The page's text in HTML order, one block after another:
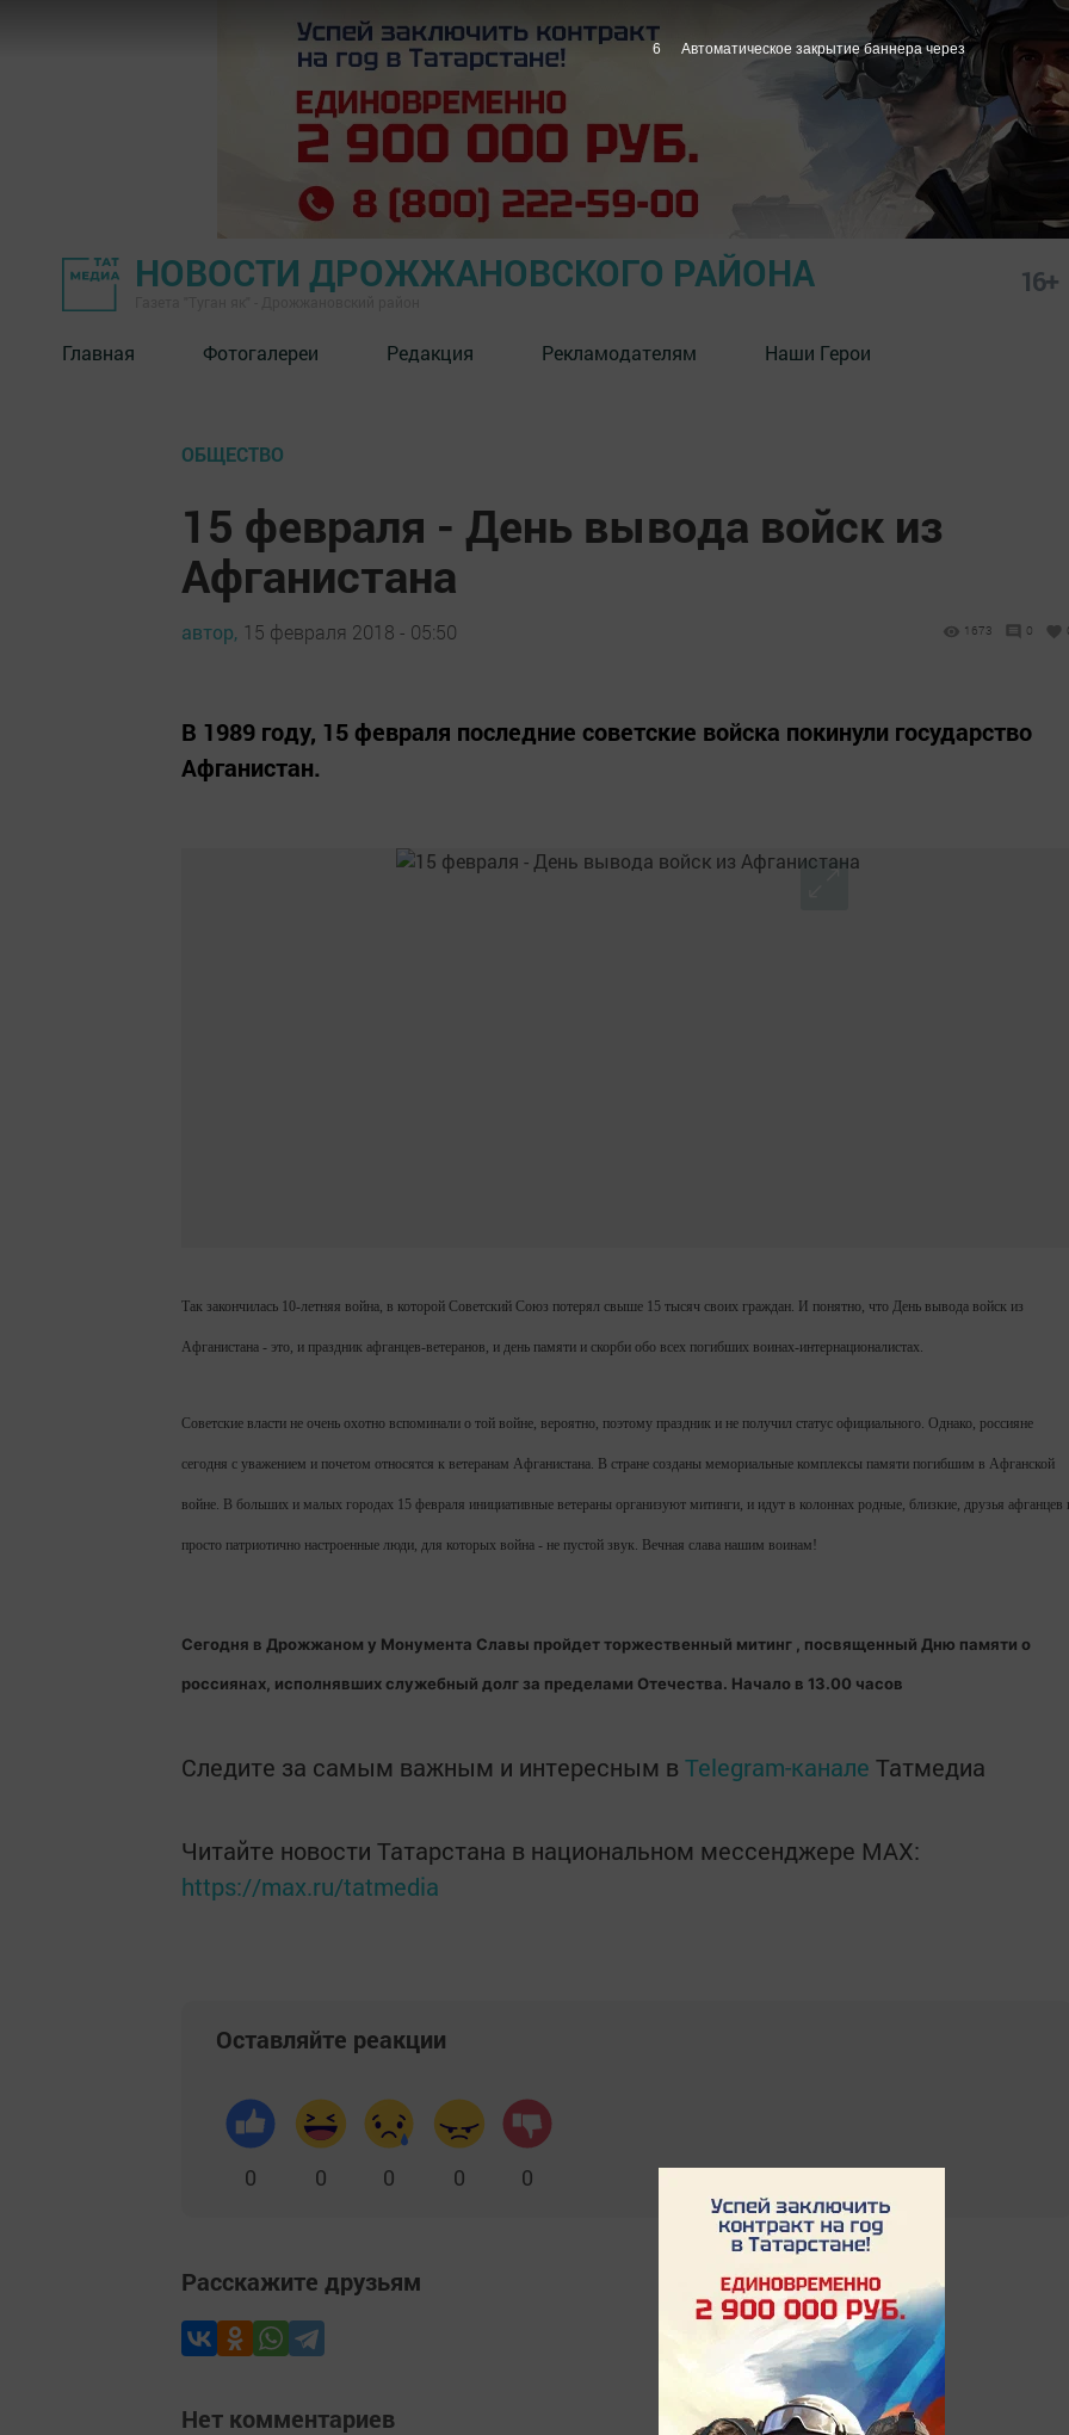
НОВОСТИ ДРОЖЖАНОВСКОГО РАЙОНА 16+
Главная Фотогалереи Редакция Рекламодателям Наши Герои
ОБЩЕСТВО
15 февраля - День вывода войск из
Афганистана
автор, 15 февраля 2018 - 05:50 1673 0
В 1989 году, 15 февраля последние советские войска покинули государство
Афганистан.
Так закончилась 10-летняя война, в которой Советский Союз потерял свыше 15 тысяч своих граждан. И понятно, что День вывода войск из
Афганистана - это, и праздник афганцев-ветеранов, и день памяти и скорби обо всех погибших воинах-интернационалистах.
Советские власти не очень охотно вспоминали о той войне, вероятно, поэтому праздник и не получил статус официального. Однако, россияне
сегодня с уважением и почетом относятся к ветеранам Афганистана. В стране созданы мемориальные комплексы памяти погибшим в Афганской
войне. В больших и малых городах 15 февраля инициативные ветераны организуют митинги, и идут в колоннах родные, близкие, друзья афганцев
просто патриотично настроенные люди, для которых война - не пустой звук. Вечная слава нашим воинам!
Сегодня в Дрожжаном у Монумента Славы пройдет торжественный митинг , посвященный Дню памяти о
россиянах, исполнявших служебный долг за пределами Отечества. Начало в 13.00 часов
Следите за самым важным и интересным в Telegram-канале Татмедиа
Читайте новости Татарстана в национальном мессенджере MАХ:
https://max.ru/tatmedia
Оставляйте реакции
0 0 0 0 0
Расскажите друзьям
Нет комментариев
5 Автоматическое закрытие баннера через